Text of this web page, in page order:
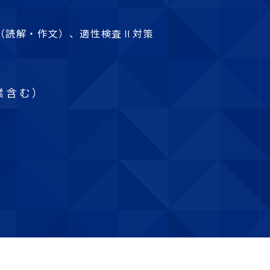
解・作文）、適性検査Ⅱ対策
む）